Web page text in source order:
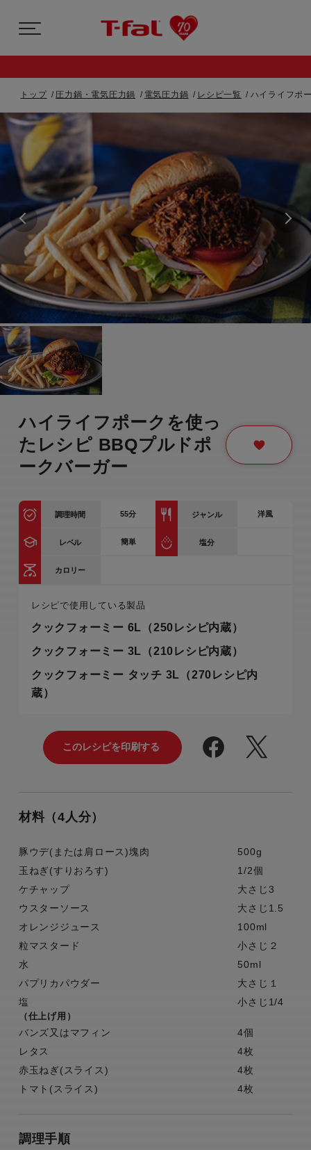
トップ 圧力鍋・電気圧力鍋 電気圧力鍋 レシピ一覧 ハイライフポ
ハイライフポークを使っ
たレシピ BBQプルドポ
ークバーガー
調理時間 55分 ジャンル 洋風
レベル 簡単 塩分
カロリー
レシピで使用している製品
クックフォーミー 6L（250レシピ内蔵）
クックフォーミー 3L（210レシピ内蔵）
クックフォーミー タッチ 3L（270レシピ内
蔵）
材料（4人分）
豚ウデ(または肩ロース)塊肉
500g
玉ねぎ(すりおろす)
1/2個
ケチャップ
大さじ3
ウスターソース
大さじ1.5
オレンジジュース
100ml
粒マスタード
小さじ２
水
50ml
パプリカパウダー
大さじ１
塩
小さじ1/4
（仕上げ用）
バンズ又はマフィン
4個
レタス
4枚
赤玉ねぎ(スライス)
4枚
トマト(スライス)
4枚
調理手順